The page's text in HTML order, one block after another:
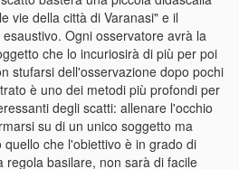
vie della città di Varanasi" e il
Ogni osservatore avrà la
che lo incuriosirà di più per poi
stufarsi dell'osservazione dopo pochi
è uno dei metodi più profondi per
degli scatti: allenare l'occhio
su di un unico soggetto ma
che l'obiettivo è in grado di
regola basilare, non sarà di facile